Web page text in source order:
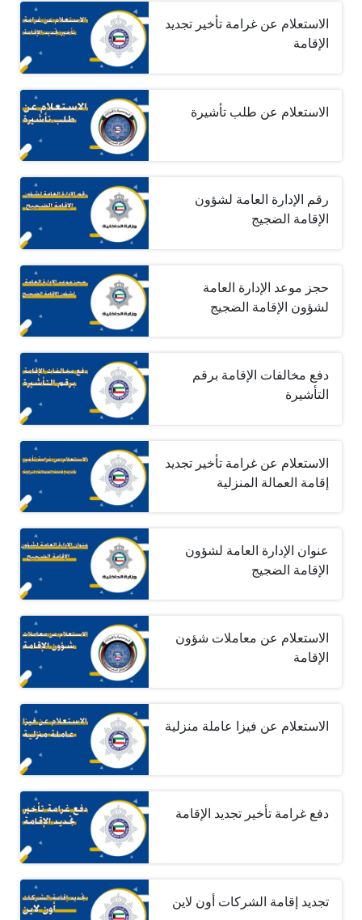
الاستعلام عن غرامة تأخير تجديد
الإقامة
الاستعلام عن طلب تأشيرة
رقم الإدارة العامة لشؤون
الإقامة الضجيج
حجز موعد الإدارة العامة
لشؤون الإقامة الضجيج
دفع مخالفات الإقامة برقم
التأشيرة
الاستعلام عن غرامة تأخير تجديد
إقامة العمالة المنزلية
عنوان الإدارة العامة لشؤون
الإقامة الضجيج
الاستعلام عن معاملات شؤون
الإقامة
الاستعلام عن فيزا عاملة منزلية
دفع غرامة تأخير تجديد الإقامة
تجديد إقامة الشركات أون لاين